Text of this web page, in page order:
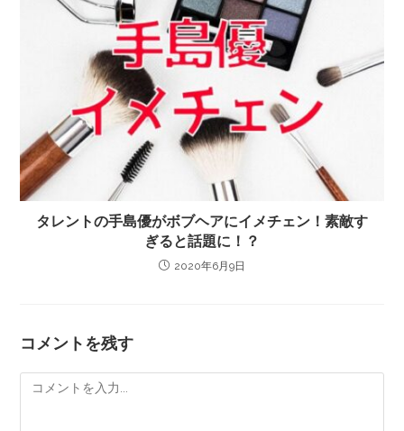
タレントの手島優がボブヘアにイメチェン！素敵す
ぎると話題に！？
2020年6月9日
コメントを残す